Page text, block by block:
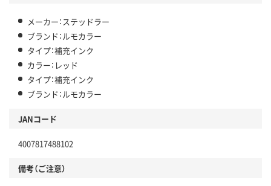
メーカー：ステッドラー
ブランド：ルモカラー
タイプ：補充インク
カラー：レッド
タイプ：補充インク
ブランド：ルモカラー
JANコード
4007817488102
備考（ご注意）